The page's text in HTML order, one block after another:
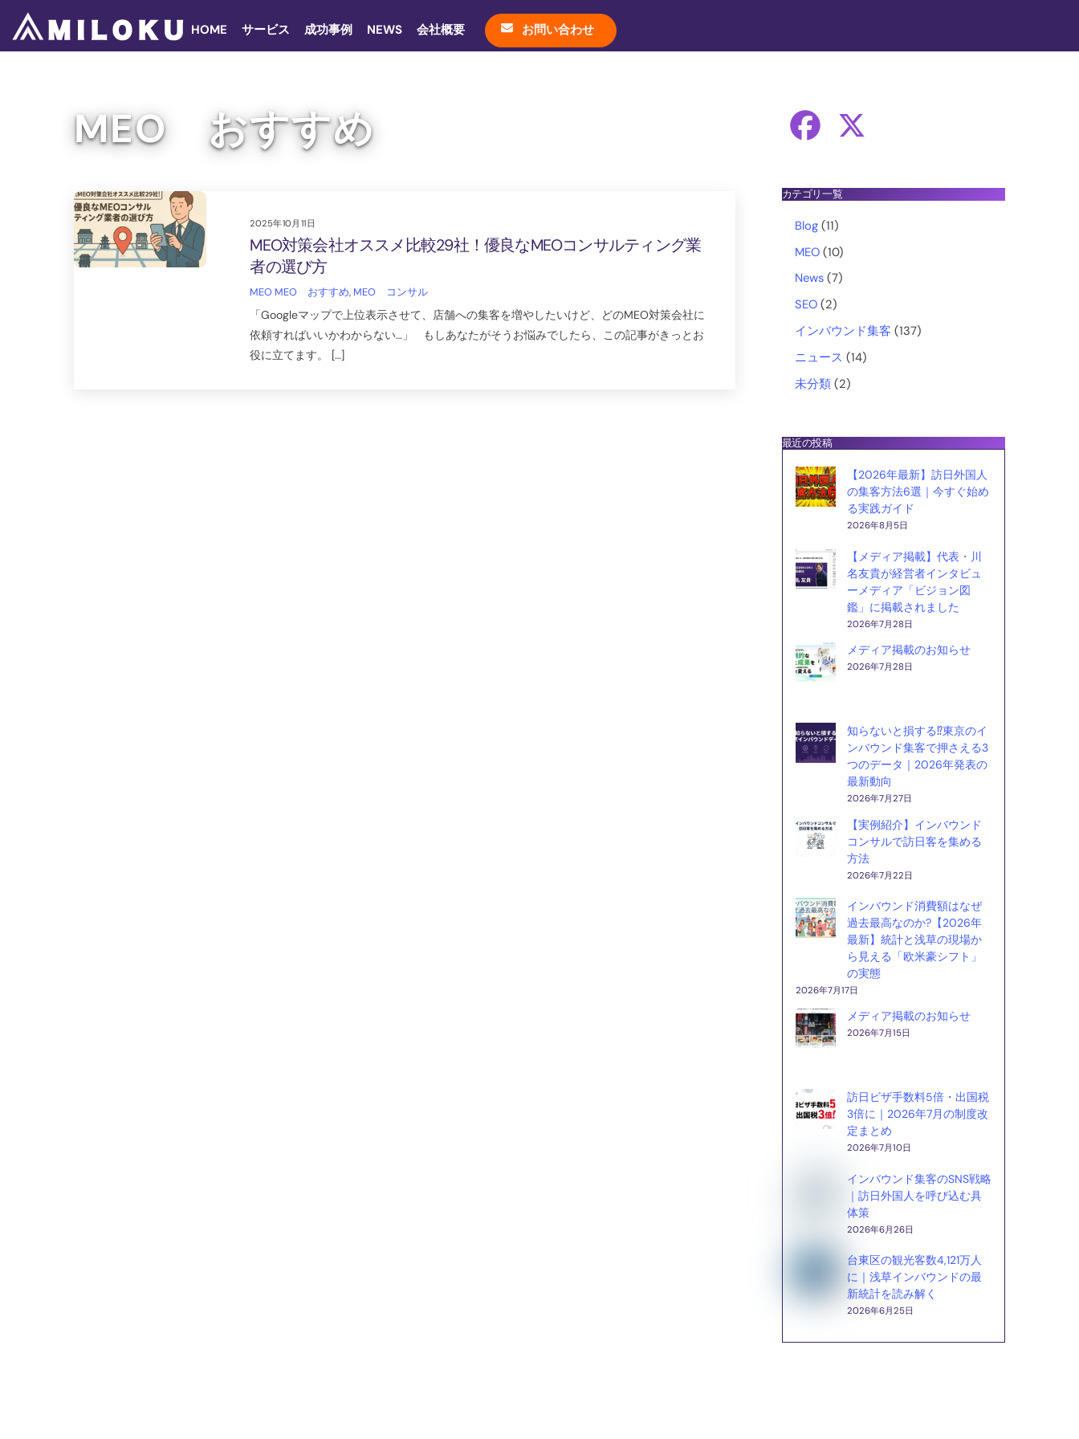
content
HOME サービス 成功事例 NEWS 会社概要 お問い合わせ
MEO おすすめ
2025年10月11日
MEO対策会社オススメ比較29社！優良なMEOコンサルティング業
者の選び方
MEO MEO おすすめ, MEO コンサル
「Googleマップで上位表示させて、店舗への集客を増やしたいけど、どのMEO対策会社に
依頼すればいいかわからない…」 もしあなたがそうお悩みでしたら、この記事がきっとお
役に立てます。 […]
c
e
b
o
o
カテゴリ一覧
Blog(11)
MEO(10)
News(7)
SEO(2)
インバウンド集客 (137)
ニュース (14)
未分類(2)
最近の投稿
【2026年最新】訪日外国人
の集客方法6選｜今すぐ始め
る実践ガイド
2026年8月5日
【メディア掲載】代表・川
名友貴が経営者インタビュ
ーメディア「ビジョン図
鑑」に掲載されました
2026年7月28日
メディア掲載のお知らせ
2026年7月28日
知らないと損する⁉東京のイ
ンバウンド集客で押さえる3
つのデータ｜2026年発表の
最新動向
2026年7月27日
【実例紹介】インバウンド
コンサルで訪日客を集める
方法
2026年7月22日
インバウンド消費額はなぜ
過去最高なのか?【2026年
最新】統計と浅草の現場か
ら見える「欧米豪シフト」
の実態
2026年7月17日
メディア掲載のお知らせ
2026年7月15日
訪日ビザ手数料5倍・出国税
3倍に｜2026年7月の制度改
定まとめ
2026年7月10日
インバウンド集客のSNS戦略
｜訪日外国人を呼び込む具
体策
2026年6月26日
台東区の観光客数4,121万人
に｜浅草インバウンドの最
新統計を読み解く
2026年6月25日